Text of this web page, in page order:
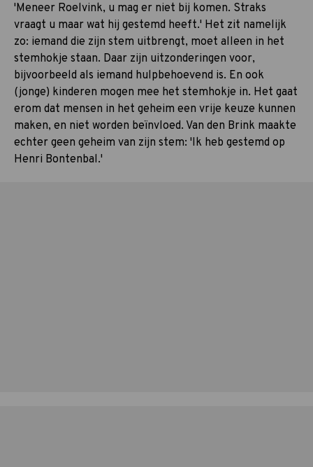
'Meneer Roelvink, u mag er niet bij komen. Straks
vraagt u maar wat hij gestemd heeft.' Het zit namelijk
zo: iemand die zijn stem uitbrengt, moet alleen in het
stemhokje staan. Daar zijn uitzonderingen voor,
bijvoorbeeld als iemand hulpbehoevend is. En ook
(jonge) kinderen mogen mee het stemhokje in. Het gaat
erom dat mensen in het geheim een vrije keuze kunnen
maken, en niet worden beïnvloed. Van den Brink maakte
echter geen geheim van zijn stem: 'Ik heb gestemd op
Henri Bontenbal.'